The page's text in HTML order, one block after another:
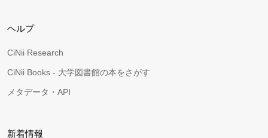
ヘルプ
CiNii Research
CiNii Books - 大学図書館の本をさがす
メタデータ・API
新着情報